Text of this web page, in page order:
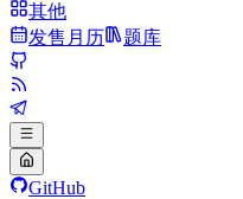
其他
发售月历
题库
GitHub